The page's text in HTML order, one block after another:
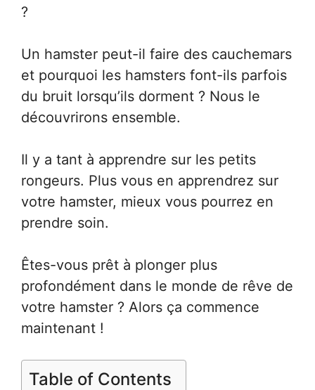
?
Un hamster peut-il faire des cauchemars
et pourquoi les hamsters font-ils parfois
du bruit lorsqu’ils dorment ? Nous le
découvrirons ensemble.
Il y a tant à apprendre sur les petits
rongeurs. Plus vous en apprendrez sur
votre hamster, mieux vous pourrez en
prendre soin.
Êtes-vous prêt à plonger plus
profondément dans le monde de rêve de
votre hamster ? Alors ça commence
maintenant !
Table of Contents